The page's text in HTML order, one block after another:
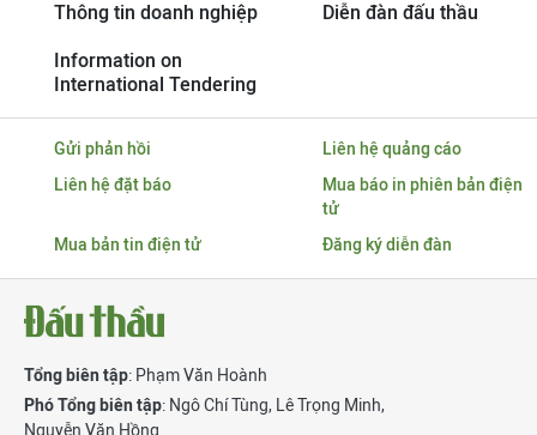
Thông tin doanh nghiệp Diễn đàn đấu thầu
Information on
International Tendering
Gửi phản hồi
Liên hệ quảng cáo
Liên hệ đặt báo
Mua báo in phiên bản điện
tử
Mua bản tin điện tử
Đăng ký diễn đàn
Tổng biên tập: Phạm Văn Hoành
Phó Tổng biên tập: Ngô Chí Tùng, Lê Trọng Minh,
Nguyễn Văn Hồng